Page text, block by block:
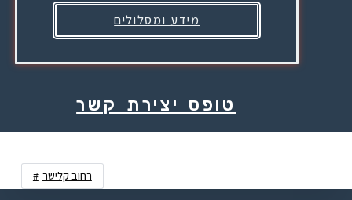
מידע ומסלולים
טופס יצירת קשר
רחוב קלישר